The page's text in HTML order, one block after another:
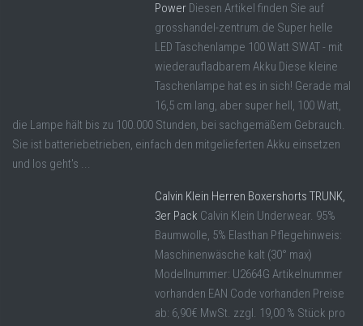
Power Diesen Artikel finden Sie auf
grosshandel-zentrum.de Super helle
LED Taschenlampe 100 Watt SWAT - mit
wiederaufladbarem Akku Diese kleine
Taschenlampe hat es in sich! Gerade mal
16,5 cm lang, aber super hell, 100 Watt,
die Lampe hält bis zu 100.000 Stunden, bei sachgemäßem Gebrauch.
Sie ist batteriebetrieben, einfach den mitgelieferten Akku einsetzen
und los geht's ...
Calvin Klein Herren Boxershorts TRUNK,
3er Pack Calvin Klein Underwear. 95%
Baumwolle, 5% Elasthan Pflegehinweis:
Maschinenwäsche kalt (30° max)
Modellnummer: U2664G Artikelnummer
vorhanden EAN Code vorhanden Preise
ab: 6,90€ MwSt. zzgl. 19,00 % Stück pro